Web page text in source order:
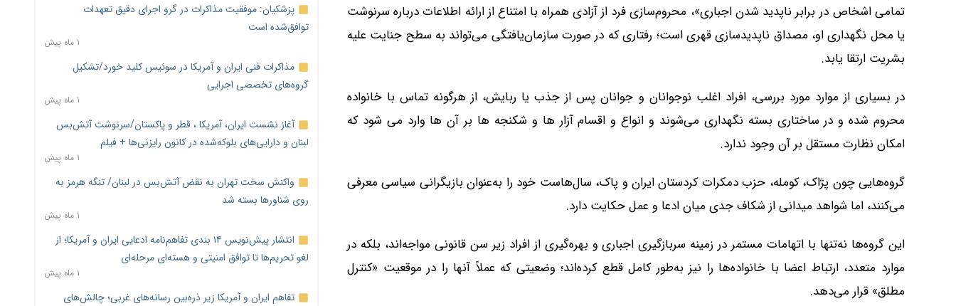
تمامی اشخاص در برابر ناپدید شدن اجباری»، محروم‌سازی فرد از آزادی همراه با امتناع از ارائه اطلاعات درباره سرنوشت
یا محل نگهداری او، مصداق ناپدیدسازی قهری است؛ رفتاری که در صورت سازمان‌یافتگی می‌تواند به سطح جنایت علیه
بشریت ارتقا یابد.
در بسیاری از موارد مورد بررسی، افراد اغلب نوجوانان و جوانان پس از جذب یا ربایش، از هرگونه تماس با خانواده
محروم شده و در ساختاری بسته نگهداری می‌شوند و انواع و اقسام آزار ها و شکنجه ها بر آن ها وارد می شود که
امکان نظارت مستقل بر آن وجود ندارد.
گروه‌هایی چون پژاک، کومله، حزب دمکرات کردستان ایران و پاک، سال‌هاست خود را به‌عنوان بازیگرانی سیاسی معرفی
می‌کنند، اما شواهد میدانی از شکاف جدی میان ادعا و عمل حکایت دارد.
این گروه‌ها نه‌تنها با اتهامات مستمر در زمینه سربازگیری اجباری و بهره‌گیری از افراد زیر سن قانونی مواجه‌اند، بلکه در
موارد متعدد، ارتباط اعضا با خانواده‌ها را نیز به‌طور کامل قطع کرده‌اند؛ وضعیتی که عملاً آنها را در موقعیت «کنترل
مطلق» قرار می‌دهد.
پزشکیان: موفقیت مذاکرات در گرو اجرای دقیق تعهدات
توافق‌شده است
۱ ماه پیش
مذاکرات فنی ایران و آمریکا در سوئیس کلید خورد/تشکیل
گروه‌های تخصصی اجرایی
۱ ماه پیش
آغاز نشست ایران، آمریکا ، قطر و پاکستان/سرنوشت آتش‌بس
لبنان و دارایی‌های بلوکه‌شده در کانون رایزنی‌ها + فیلم
۱ ماه پیش
واکنش سخت تهران به نقض آتش‌بس در لبنان/ تنگه هرمز به
روی شناورها بسته شد
۱ ماه پیش
انتشار پیش‌نویس ۱۴ بندی تفاهم‌نامه ادعایی ایران و آمریکا؛ از
لغو تحریم‌ها تا توافق امنیتی و هسته‌ای مرحله‌ای
۱ ماه پیش
تفاهم ایران و آمریکا زیر ذره‌بین رسانه‌های غربی؛ چالش‌های